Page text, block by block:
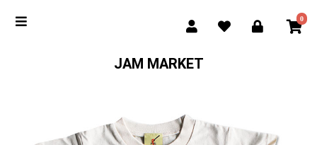
0
JAM MARKET